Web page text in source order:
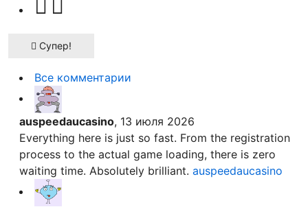
Супер!
Все комментарии
auspeedaucasino, 13 июля 2026
Everything here is just so fast. From the registration
process to the actual game loading, there is zero
waiting time. Absolutely brilliant. auspeedaucasino